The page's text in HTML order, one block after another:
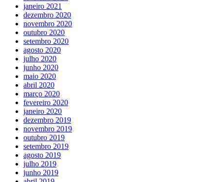
janeiro 2021
dezembro 2020
novembro 2020
outubro 2020
setembro 2020
agosto 2020
julho 2020
junho 2020
maio 2020
abril 2020
março 2020
fevereiro 2020
janeiro 2020
dezembro 2019
novembro 2019
outubro 2019
setembro 2019
agosto 2019
julho 2019
junho 2019